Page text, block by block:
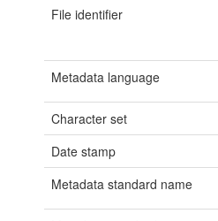
File identifier
Metadata language
Character set
Date stamp
Metadata standard name